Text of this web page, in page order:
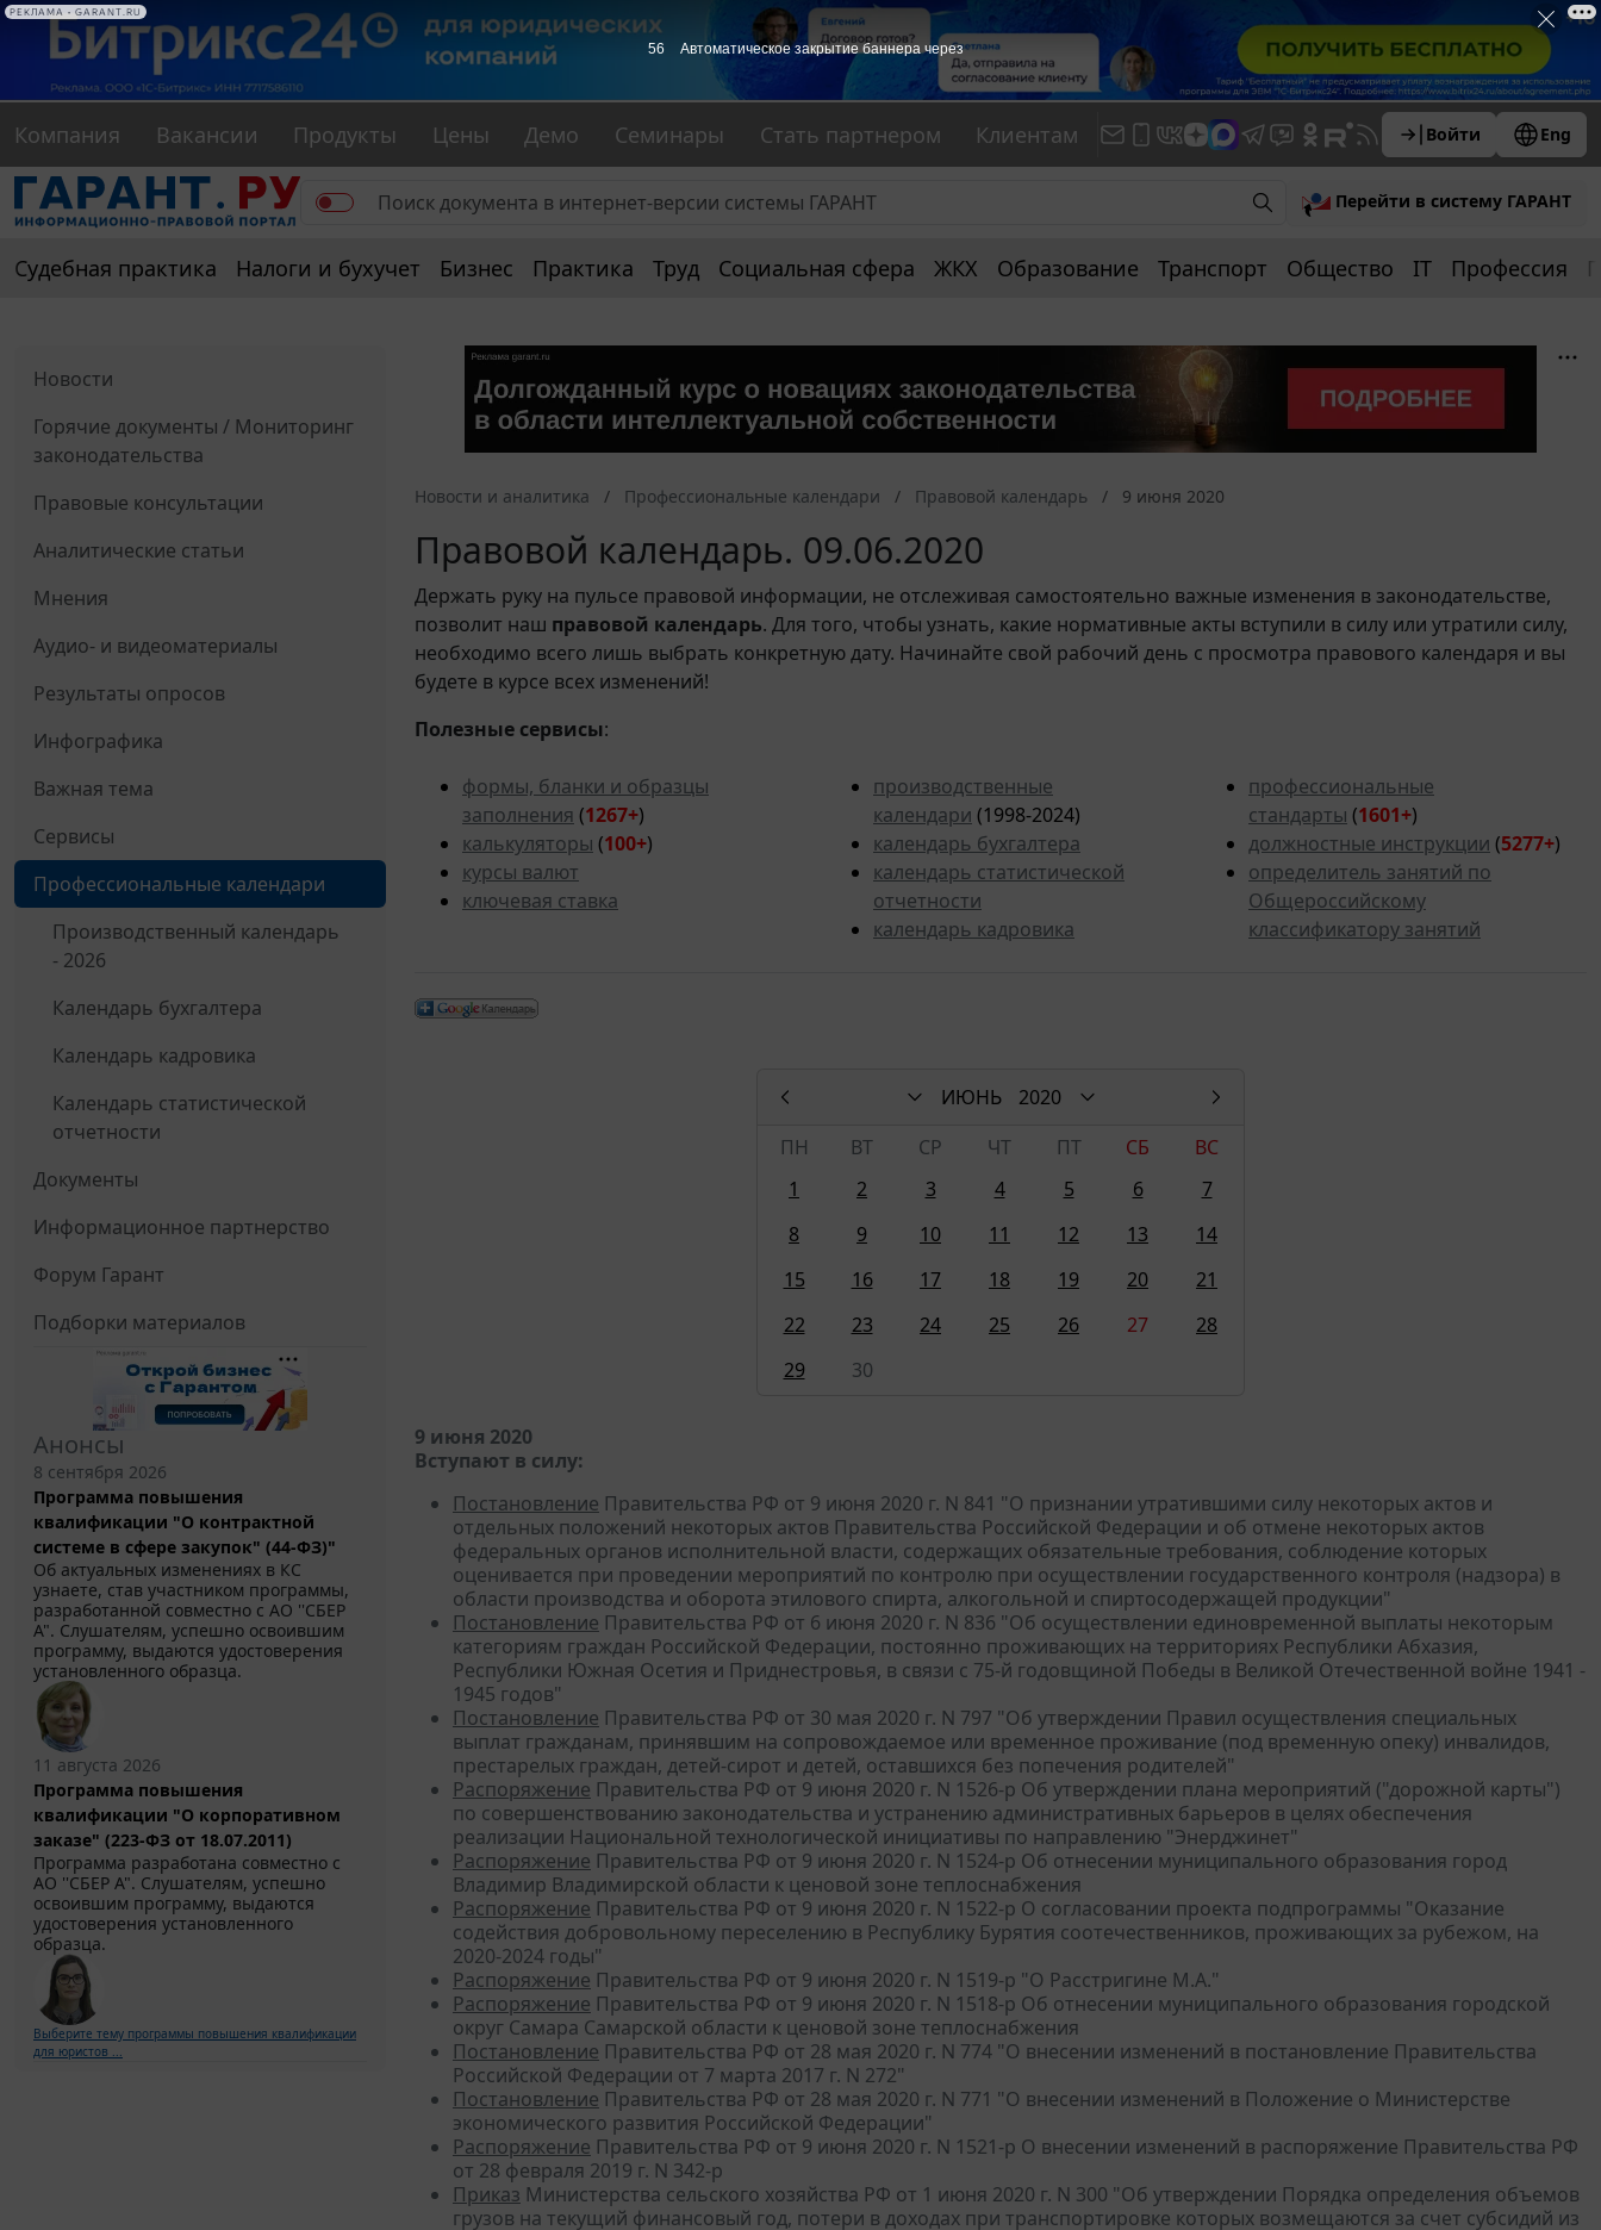
Компания Вакансии Продукты Цены Демо Семинары Стать партнером Клиентам Войти Eng
Перейти в систему ГАРАНТ
Судебная практика Налоги и бухучет Бизнес Практика Труд Социальная сфера ЖКХ Образование Транспорт Общество IT Профессия
Новости
Горячие документы / Мониторинг
законодательства
Правовые консультации
Аналитические статьи
Мнения
Аудио- и видеоматериалы
Результаты опросов
Инфографика
Важная тема
Сервисы
Профессиональные календари
Производственный календарь
- 2026
Календарь бухгалтера
Календарь кадровика
Календарь статистической
отчетности
Документы
Информационное партнерство
Форум Гарант
Подборки материалов
Анонсы
8 сентября 2026
Программа повышения
квалификации "О контрактной
системе в сфере закупок" (44-ФЗ)"
Об актуальных изменениях в КС
узнаете, став участником программы,
разработанной совместно с АО ''СБЕР
А". Слушателям, успешно освоившим
программу, выдаются удостоверения
установленного образца.
11 августа 2026
Программа повышения
квалификации "О корпоративном
заказе" (223-ФЗ от 18.07.2011)
Программа разработана совместно с
АО ''СБЕР А". Слушателям, успешно
освоившим программу, выдаются
удостоверения установленного
образца.
Выберите тему программы повышения квалификации
для юристов ...
Новости и аналитика Профессиональные календари Правовой календарь 9 июня 2020
Правовой календарь. 09.06.2020
Держать руку на пульсе правовой информации, не отслеживая самостоятельно важные изменения в законодательстве,
позволит наш правовой календарь. Для того, чтобы узнать, какие нормативные акты вступили в силу или утратили силу,
необходимо всего лишь выбрать конкретную дату. Начинайте свой рабочий день с просмотра правового календаря и вы
будете в курсе всех изменений!
Полезные сервисы:
формы, бланки и образцы
заполнения (1267+)
калькуляторы (100+)
курсы валют
ключевая ставка
производственные
календари (1998-2024)
календарь бухгалтера
календарь статистической
отчетности
календарь кадровика
профессиональные
стандарты (1601+)
должностные инструкции (5277+)
определитель занятий по
Общероссийскому
классификатору занятий
ИЮНЬ
2020
ПН
ВТ СР ЧТ ПТ СБ
ВС
1
2 3 4 5 6
7
8
9 10 11 12 13
14
15
16 17 18 19 20
21
22
23 24 25 26 27
28
29
30
9 июня 2020
Вступают в силу:
Постановление Правительства РФ от 9 июня 2020 г. N 841 "О признании утратившими силу некоторых актов и
отдельных положений некоторых актов Правительства Российской Федерации и об отмене некоторых актов
федеральных органов исполнительной власти, содержащих обязательные требования, соблюдение которых
оценивается при проведении мероприятий по контролю при осуществлении государственного контроля (надзора) в
области производства и оборота этилового спирта, алкогольной и спиртосодержащей продукции"
Постановление Правительства РФ от 6 июня 2020 г. N 836 "Об осуществлении единовременной выплаты некоторым
категориям граждан Российской Федерации, постоянно проживающих на территориях Республики Абхазия,
Республики Южная Осетия и Приднестровья, в связи с 75-й годовщиной Победы в Великой Отечественной войне 1941 -
1945 годов"
Постановление Правительства РФ от 30 мая 2020 г. N 797 "Об утверждении Правил осуществления специальных
выплат гражданам, принявшим на сопровождаемое или временное проживание (под временную опеку) инвалидов,
престарелых граждан, детей-сирот и детей, оставшихся без попечения родителей"
Распоряжение Правительства РФ от 9 июня 2020 г. N 1526-р Об утверждении плана мероприятий ("дорожной карты")
по совершенствованию законодательства и устранению административных барьеров в целях обеспечения
реализации Национальной технологической инициативы по направлению "Энерджинет"
Распоряжение Правительства РФ от 9 июня 2020 г. N 1524-р Об отнесении муниципального образования город
Владимир Владимирской области к ценовой зоне теплоснабжения
Распоряжение Правительства РФ от 9 июня 2020 г. N 1522-р О согласовании проекта подпрограммы "Оказание
содействия добровольному переселению в Республику Бурятия соотечественников, проживающих за рубежом, на
2020-2024 годы"
Распоряжение Правительства РФ от 9 июня 2020 г. N 1519-р "О Расстригине М.А."
Распоряжение Правительства РФ от 9 июня 2020 г. N 1518-р Об отнесении муниципального образования городской
округ Самара Самарской области к ценовой зоне теплоснабжения
Постановление Правительства РФ от 28 мая 2020 г. N 774 "О внесении изменений в постановление Правительства
Российской Федерации от 7 марта 2017 г. N 272"
Постановление Правительства РФ от 28 мая 2020 г. N 771 "О внесении изменений в Положение о Министерстве
экономического развития Российской Федерации"
Распоряжение Правительства РФ от 9 июня 2020 г. N 1521-р О внесении изменений в распоряжение Правительства РФ
от 28 февраля 2019 г. N 342-р
Приказ Министерства сельского хозяйства РФ от 1 июня 2020 г. N 300 "Об утверждении Порядка определения объемов
грузов на текущий финансовый год, потери в доходах при транспортировке которых возмещаются за счет субсидий из
55 Автоматическое закрытие баннера через
РЕКЛАМА • GARANT.RU